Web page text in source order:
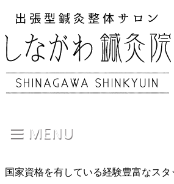
国家資格を有している経験豊富なスタ